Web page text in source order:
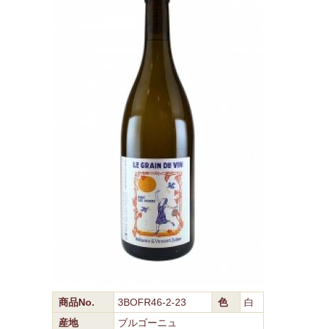
商品No. 3BOFR46-2-23 色
白
産地
ブルゴーニュ